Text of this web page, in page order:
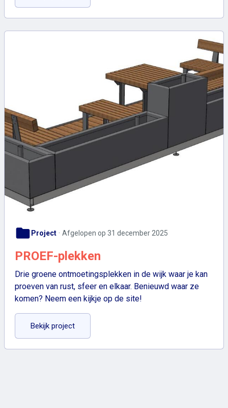
folder Project Afgelopen op 31 december 2025
PROEF-plekken
Drie groene ontmoetingsplekken in de wijk waar je kan
proeven van rust, sfeer en elkaar. Benieuwd waar ze
komen? Neem een kijkje op de site!
Bekijk project: PROEF-plekken